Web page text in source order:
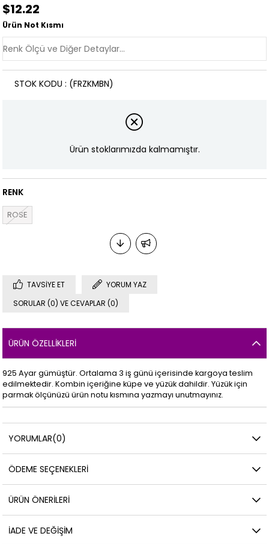
$12.22
Ürün Not Kısmı
(FRZKMBN)
STOK KODU
Ürün stoklarımızda kalmamıştır.
RENK
ROSE
TAVSIYE ET
YORUM YAZ
SORULAR (0) VE CEVAPLAR (0)
ÜRÜN ÖZELLIKLERI
925 Ayar gümüştür. Ortalama 3 iş günü içerisinde kargoya teslim
edilmektedir. Kombin içeriğine küpe ve yüzük dahildir. Yüzük için
parmak ölçünüzü ürün notu kısmına yazmayı unutmayınız.
YORUMLAR(0)
ÖDEME SEÇENEKLERI
ÜRÜN ÖNERILERI
İADE VE DEĞIŞIM